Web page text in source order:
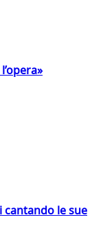
cantando le sue